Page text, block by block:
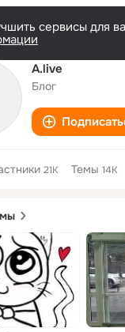
сервисы для
A.live
Блог
21K Темы 14K